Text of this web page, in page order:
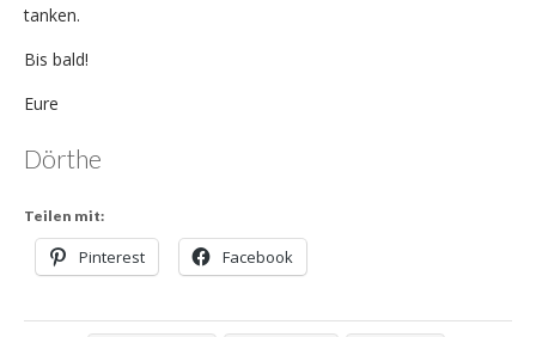
tanken.
Bis bald!
Eure
Dörthe
Teilen mit:
Pinterest Facebook